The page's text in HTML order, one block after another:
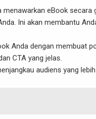
menawarkan eBook secara
Ini akan membantu
Anda dengan membuat
CTA yang jelas.
audiens yang